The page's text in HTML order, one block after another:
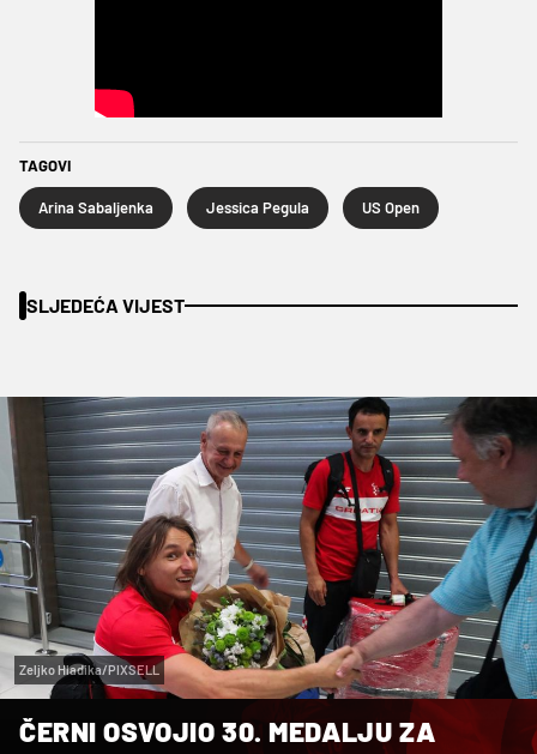
TAGOVI
Arina Sabaljenka Jessica Pegula US Open
SLJEDEĆA VIJEST
Zeljko Hladika/PIXSELL
ČERNI OSVOJIO 30. MEDALJU ZA